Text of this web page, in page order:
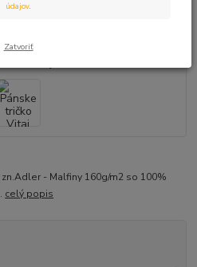
Penzia
- Malfiny 160g/m2 so 100%
celý popis
údajov.
Zatvoriť